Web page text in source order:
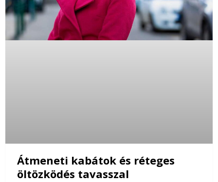
Átmeneti kabátok és réteges
öltözködés tavasszal